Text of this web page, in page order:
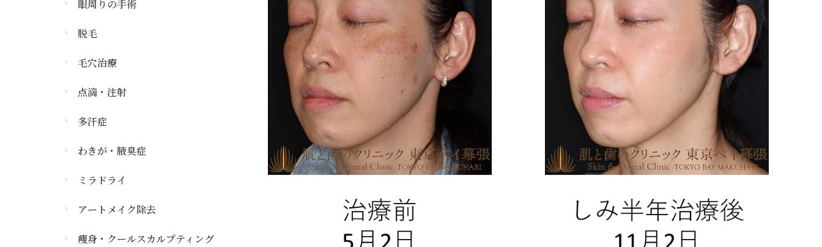
ワキガ手術
パースピレックス
男性の医療脱毛
メディオスターNeXT
PRO
プロウェーブ
ライトシェア
マウスピース
眼周りの手術
脱毛
毛穴治療
点滴・注射
多汗症
わきが・腋臭症
ミラドライ
アートメイク除去
痩身・クールスカルプティング